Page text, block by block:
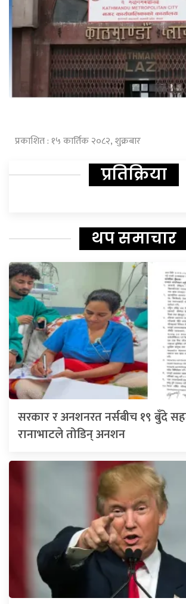
प्रकाशित : १५ कार्तिक २०८२, शुक्रबार
प्रतिक्रिया
थप समाचार
सरकार र अनशनरत नर्सबीच १९ बुँदे
रानाभाटले तोडिन् अनशन